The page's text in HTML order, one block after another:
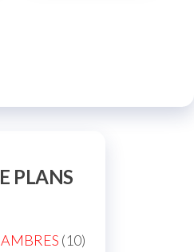
PLANS
1010